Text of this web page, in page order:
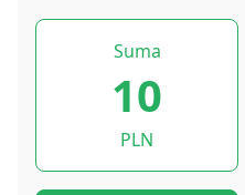
Suma
10
PLN